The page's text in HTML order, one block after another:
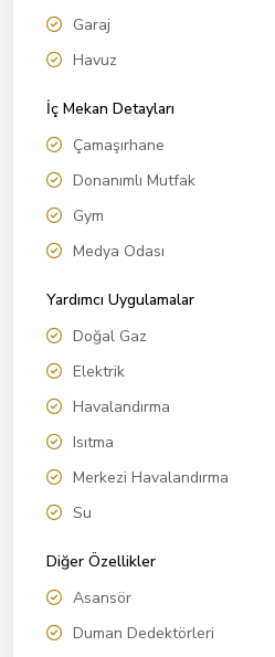
Garaj
Havuz
İç Mekan Detayları
Çamaşırhane
Donanımlı Mutfak
Gym
Medya Odası
Yardımcı Uygulamalar
Doğal Gaz
Elektrik
Havalandırma
Isıtma
Merkezi Havalandırma
Su
Diğer Özellikler
Asansör
Duman Dedektörleri